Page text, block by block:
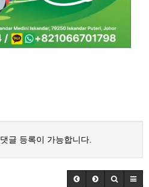
글 등록이 가능합니다.